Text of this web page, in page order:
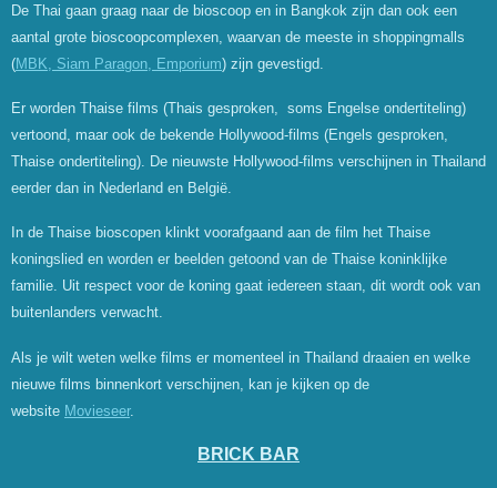
De Thai gaan graag naar de bioscoop en in Bangkok zijn dan ook een
aantal grote bioscoopcomplexen, waarvan de meeste in shoppingmalls
(MBK, Siam Paragon, Emporium) zijn gevestigd.
Er worden Thaise films (Thais gesproken, soms Engelse ondertiteling)
vertoond, maar ook de bekende Hollywood-films (Engels gesproken,
Thaise ondertiteling). De nieuwste Hollywood-films verschijnen in Thailand
eerder dan in Nederland en België.
In de Thaise bioscopen klinkt voorafgaand aan de film het Thaise
koningslied en worden er beelden getoond van de Thaise koninklijke
familie. Uit respect voor de koning gaat iedereen staan, dit wordt ook van
buitenlanders verwacht.
Als je wilt weten welke films er momenteel in Thailand draaien en welke
nieuwe films binnenkort verschijnen, kan je kijken op de
website Movieseer.
BRICK BAR